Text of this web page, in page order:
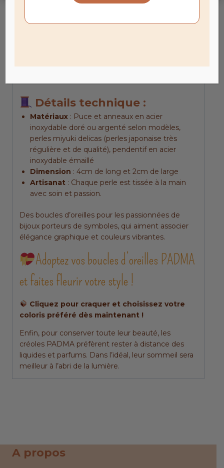
Blanche sur base argentéeavec un dégradé
Marron/moutarde sur base doréavec un
Détails technique :
Matériaux : Puce et anneaux en acier
inoxydable doré ou argenté selon modèles,
perles miyuki delicas (perles japonaise très
régulière et de qualité), pendentif en acier
inoxydable émaillé
Dimension : 4cm de long et 2cm de large
Artisanat : Chaque perle est tissée à la main
avec soin et passion.
Des boucles d’oreilles pour les passionnées de
bijoux porteurs de symboles, qui aiment associer
élégance graphique et couleurs vibrantes.
Adoptez vos boucles d’oreilles PADMA
et faites fleurir votre style !
Cliquez pour craquer et choisissez votre
coloris préféré dès maintenant !
Enfin, pour conserver toute leur beauté, les
créoles PADMA préfèrent rester à distance des
liquides et parfums. Dans l’idéal, leur sommeil sera
meilleur à l’abri de la lumière.
A propos